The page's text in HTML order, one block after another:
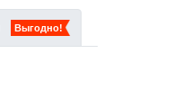
Выгодно!